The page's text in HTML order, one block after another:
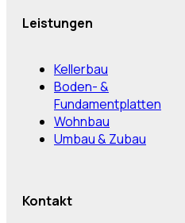
Leistungen
Kellerbau
Boden- &
Fundamentplatten
Wohnbau
Umbau & Zubau
Kontakt